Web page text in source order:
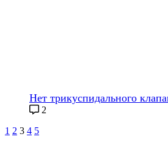
Нет трикуспидального
2
1 2 3 4 5